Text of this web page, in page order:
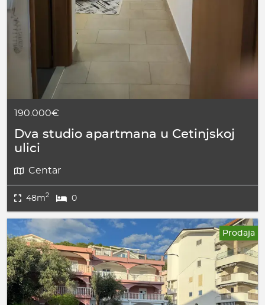
190.000€
Dva studio apartmana u Cetinjskoj
ulici
Centar
48m2 0
Prodaja